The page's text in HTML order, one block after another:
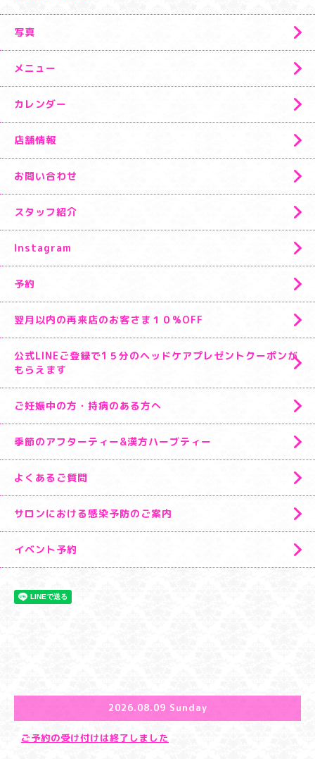
写真
メニュー
カレンダー
店舗情報
お問い合わせ
スタッフ紹介
Instagram
予約
翌月以内の再来店のお客さま１０%OFF
公式LINEご登録で1５分のヘッドケアプレゼントクーポンが
もらえます
ご妊娠中の方・持病のある方へ
季節のアフターティー&漢方ハーブティー
よくあるご質問
サロンにおける感染予防のご案内
イベント予約
2026.08.09 Sunday
ご予約の受け付けは終了しました